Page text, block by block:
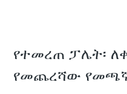
የተመረጠ ፓሌት፡
የመጨረሻው